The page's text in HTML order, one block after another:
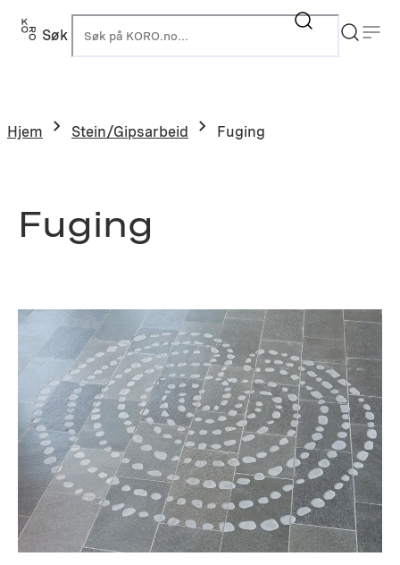
Hopp
Søk
Hjem Stein/Gipsarbeid Fuging
Fuging